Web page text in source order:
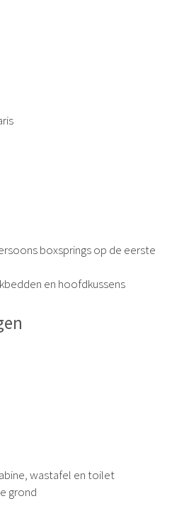
boxsprings op de eerste
en hoofdkussens
wastafel en toilet
grond